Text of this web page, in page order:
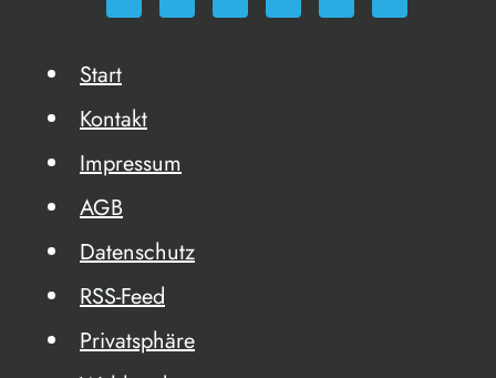
Start
Kontakt
Impressum
AGB
Datenschutz
RSS-Feed
Privatsphäre